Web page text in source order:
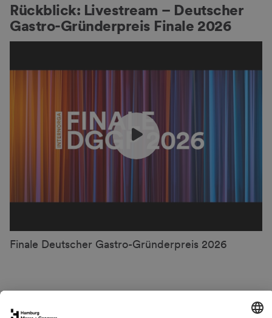
Rückblick: Livestream – Deutscher
Gastro-Gründerpreis Finale 2026
Finale Deutscher Gastro-Gründerpreis 2026